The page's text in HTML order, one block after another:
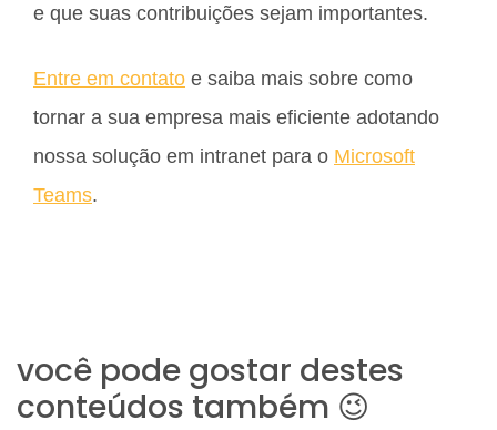
e que suas contribuições sejam importantes.
Entre em contato e saiba mais sobre como
tornar a sua empresa mais eficiente adotando
nossa solução em intranet para o Microsoft
Teams.
você pode gostar destes
conteúdos também 😉